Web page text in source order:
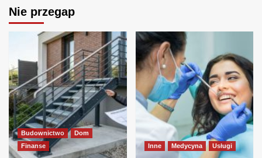
Nie przegap
Budownictwo
Dom
Finanse
Inne Medycyna Usługi